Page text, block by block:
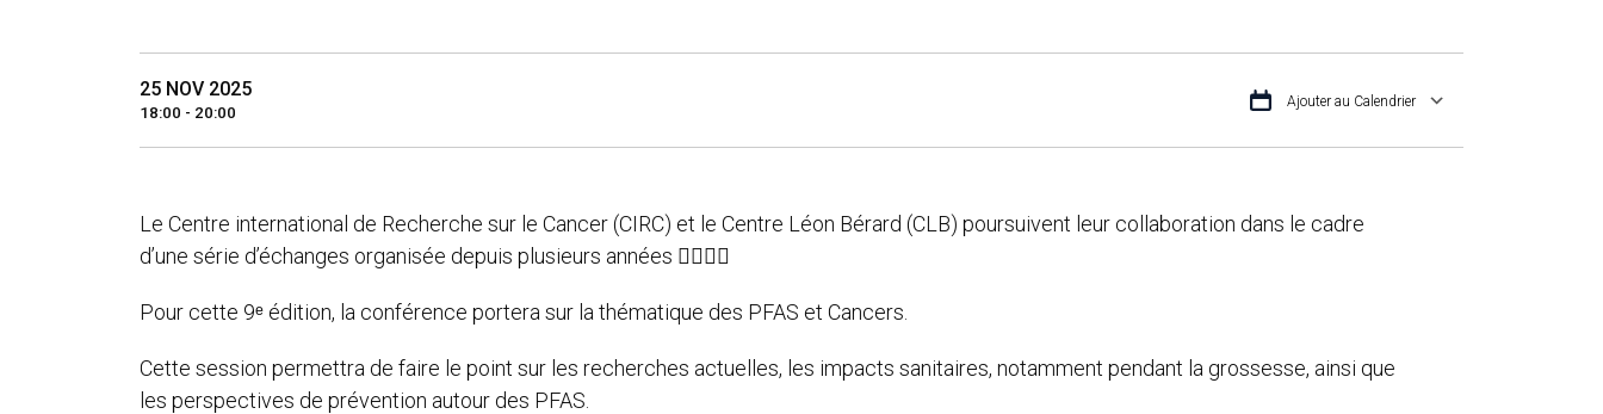
25 NOV 2025
18:00 - 20:00
Ajouter au Calendrier
Le Centre international de Recherche sur le Cancer (CIRC) et le Centre Léon Bérard (CLB) poursuivent leur collaboration dans le cadre
d’une série d’échanges organisée depuis plusieurs années 🧑‍⚕️👩‍⚕️
Pour cette 9ᵉ édition, la conférence portera sur la thématique des PFAS et Cancers.
Cette session permettra de faire le point sur les recherches actuelles, les impacts sanitaires, notamment pendant la grossesse, ainsi que
les perspectives de prévention autour des PFAS.